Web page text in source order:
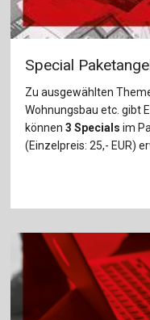
Special
Zu ausgewählten
Wohnungsbau etc. gibt
können 3 Specials im
(Einzelpreis: 25,- EUR)